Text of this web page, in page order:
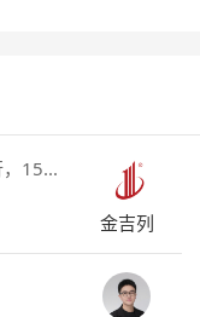
15...
金吉列